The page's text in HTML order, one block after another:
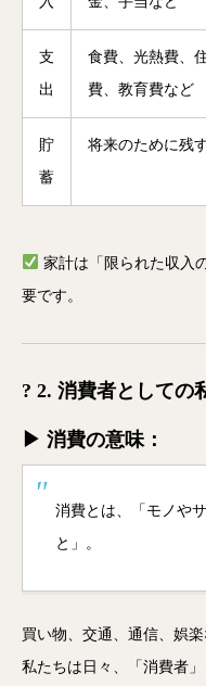
支
出
食費、光熱費、
費、教育費など
貯
蓄
将来のために残
家計は「限られた収入
要です。
? 2. 消費者としての
▶ 消費の意味：
消費とは、「モノや
と」。
買い物、交通、通信、娯
私たちは日々、「消費者